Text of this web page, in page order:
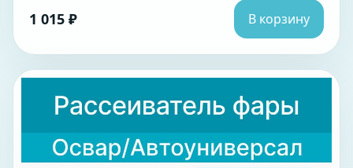
1 015 ₽ В корзину